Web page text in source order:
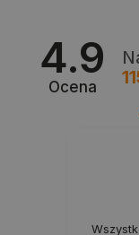
4.9
Ocena